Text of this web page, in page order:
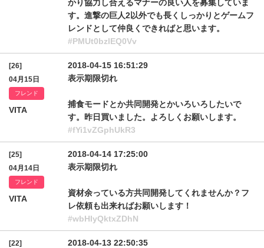
かり協力し合えるマナーの良い人を募集していま
す。進撃の巨人2以外でも長くしっかりとゲームフ
レンドとして仲良くできればと思います。
#PMUt0bzlEQ0Vv
[26]
04月15日
フレンド
VITA
2018-04-15 16:51:29
表示期限切れ
捕食モードとか共同開発とかいろいろしたいで
す。昨日買いました。よろしくお願いします。
#fYi1vZGphUkR3
[25]
04月14日
フレンド
VITA
2018-04-14 17:25:00
表示期限切れ
資材余っている方共同開発してくれませんか？フ
レ依頼も出来ればお願いします！
#wbHIyQktxZDhN
[22]
2018-04-13 22:50:35